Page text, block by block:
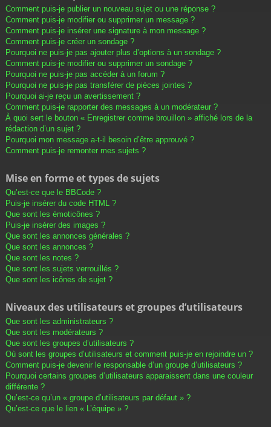
Comment puis-je publier un nouveau sujet ou une réponse ?
Comment puis-je modifier ou supprimer un message ?
Comment puis-je insérer une signature à mon message ?
Comment puis-je créer un sondage ?
Pourquoi ne puis-je pas ajouter plus d’options à un sondage ?
Comment puis-je modifier ou supprimer un sondage ?
Pourquoi ne puis-je pas accéder à un forum ?
Pourquoi ne puis-je pas transférer de pièces jointes ?
Pourquoi ai-je reçu un avertissement ?
Comment puis-je rapporter des messages à un modérateur ?
À quoi sert le bouton « Enregistrer comme brouillon » affiché lors de la
rédaction d’un sujet ?
Pourquoi mon message a-t-il besoin d’être approuvé ?
Comment puis-je remonter mes sujets ?
Mise en forme et types de sujets
Qu’est-ce que le BBCode ?
Puis-je insérer du code HTML ?
Que sont les émoticônes ?
Puis-je insérer des images ?
Que sont les annonces générales ?
Que sont les annonces ?
Que sont les notes ?
Que sont les sujets verrouillés ?
Que sont les icônes de sujet ?
Niveaux des utilisateurs et groupes d’utilisateurs
Que sont les administrateurs ?
Que sont les modérateurs ?
Que sont les groupes d’utilisateurs ?
Où sont les groupes d’utilisateurs et comment puis-je en rejoindre un ?
Comment puis-je devenir le responsable d’un groupe d’utilisateurs ?
Pourquoi certains groupes d’utilisateurs apparaissent dans une couleur
différente ?
Qu’est-ce qu’un « groupe d’utilisateurs par défaut » ?
Qu’est-ce que le lien « L’équipe » ?